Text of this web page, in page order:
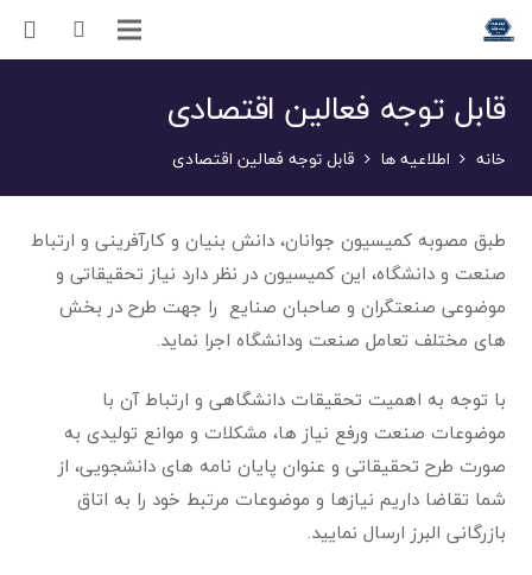
قابل توجه فعالین اقتصادی
خانه اطلاعیه ها قابل توجه فعالین اقتصادی
طبق مصوبه کمیسیون جوانان، دانش بنیان و کارآفرینی و ارتباط
صنعت و دانشگاه، این کمیسیون در نظر دارد نیاز تحقیقاتی و
موضوعی صنعتگران و صاحبان صنایع را جهت طرح در بخش
های مختلف تعامل صنعت ودانشگاه اجرا نماید.
با توجه به اهمیت تحقیقات دانشگاهی و ارتباط آن با
موضوعات صنعت ورفع نیاز ها، مشکلات و موانع تولیدی به
صورت طرح تحقیقاتی و عنوان پایان نامه های دانشجویی، از
شما تقاضا داریم نیازها و موضوعات مرتبط خود را به اتاق
بازرگانی البرز ارسال نمایید.